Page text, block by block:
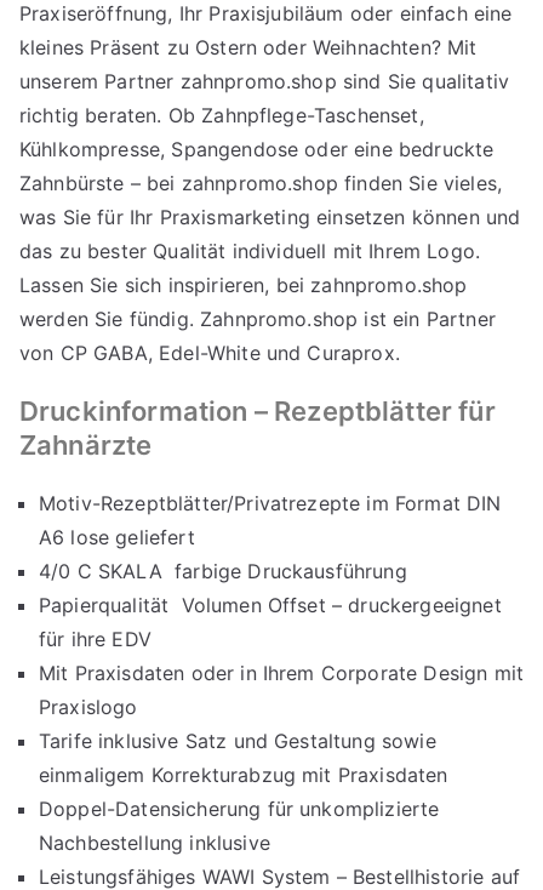
Praxiseröffnung, Ihr Praxisjubiläum oder einfach eine
kleines Präsent zu Ostern oder Weihnachten? Mit
unserem Partner zahnpromo.shop sind Sie qualitativ
richtig beraten. Ob Zahnpflege-Taschenset,
Kühlkompresse, Spangendose oder eine bedruckte
Zahnbürste – bei zahnpromo.shop finden Sie vieles,
was Sie für Ihr Praxismarketing einsetzen können und
das zu bester Qualität individuell mit Ihrem Logo.
Lassen Sie sich inspirieren, bei zahnpromo.shop
werden Sie fündig. Zahnpromo.shop ist ein Partner
von CP GABA, Edel-White und Curaprox.
Druckinformation – Rezeptblätter für
Zahnärzte
Motiv-Rezeptblätter/Privatrezepte im Format DIN
A6 lose geliefert
4/0 C SKALA farbige Druckausführung
Papierqualität Volumen Offset – druckergeeignet
für ihre EDV
Mit Praxisdaten oder in Ihrem Corporate Design mit
Praxislogo
Tarife inklusive Satz und Gestaltung sowie
einmaligem Korrekturabzug mit Praxisdaten
Doppel-Datensicherung für unkomplizierte
Nachbestellung inklusive
Leistungsfähiges WAWI System – Bestellhistorie auf